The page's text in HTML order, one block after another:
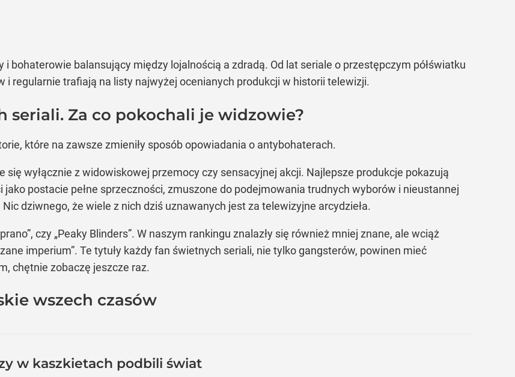
i bohaterowie balansujący między lojalnością a zdradą. Od lat seriale o przestępczym półświatku
i regularnie trafiają na listy najwyżej ocenianych produkcji w historii telewizji.
seriali. Za co pokochali je widzowie?
które na zawsze zmieniły sposób opowiadania o antybohaterach.
się wyłącznie z widowiskowej przemocy czy sensacyjnej akcji. Najlepsze produkcje pokazują
postacie pełne sprzeczności, zmuszone do podejmowania trudnych wyborów i nieustannej
dziwnego, że wiele z nich dziś uznawanych jest za telewizyjne arcydzieła.
czy „Peaky Blinders”. W naszym rankingu znalazły się również mniej znane, ale wciąż
imperium”. Te tytuły każdy fan świetnych seriali, nie tylko gangsterów, powinen mieć
chętnie zobaczę jeszcze raz.
wszech czasów
w kaszkietach podbili świat